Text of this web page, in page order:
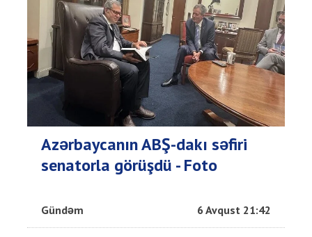
Azərbaycanın ABŞ-dakı səfiri
senatorla görüşdü - Foto
Gündəm 6 Avqust 21:42